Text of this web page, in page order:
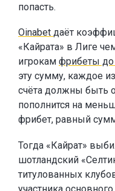
попасть.
Oinabet даёт
«Кайрата» в Лиге
игрокам фрибеты до
эту сумму, каждое
счёта должны быть
пополнится на
фрибет, равный
Тогда «Кайрат»
шотландский
титулованных